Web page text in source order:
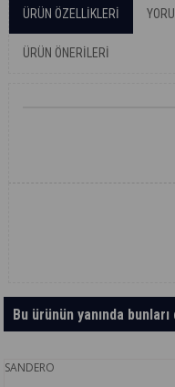
ÜRÜN ÖZELLIKLERI
ÜRÜN ÖNERILERI
Bu ürünün yanında
SANDERO